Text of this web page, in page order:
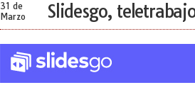
31 de
Marzo
Slidesgo,